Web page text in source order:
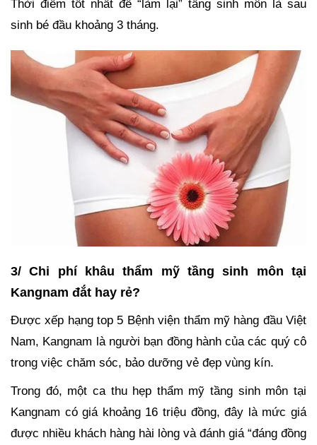
Thời điểm tốt nhất để “làm lại” tầng sinh môn là sau
sinh bé đầu khoảng 3 tháng.
3/ Chi phí khâu thẩm mỹ tầng sinh môn tại
Kangnam đắt hay rẻ?
Được xếp hạng top 5 Bệnh viện thẩm mỹ hàng đầu Việt
Nam, Kangnam là người bạn đồng hành của các quý cô
trong việc chăm sóc, bảo dưỡng vẻ đẹp vùng kín.
Trong đó, một ca thu hẹp thẩm mỹ tầng sinh môn tại
Kangnam có giá khoảng 16 triệu đồng, đây là mức giá
được nhiều khách hàng hài lòng và đánh giá “đáng đồng